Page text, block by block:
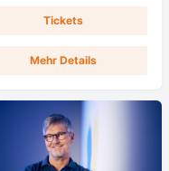
Tickets
Mehr Details